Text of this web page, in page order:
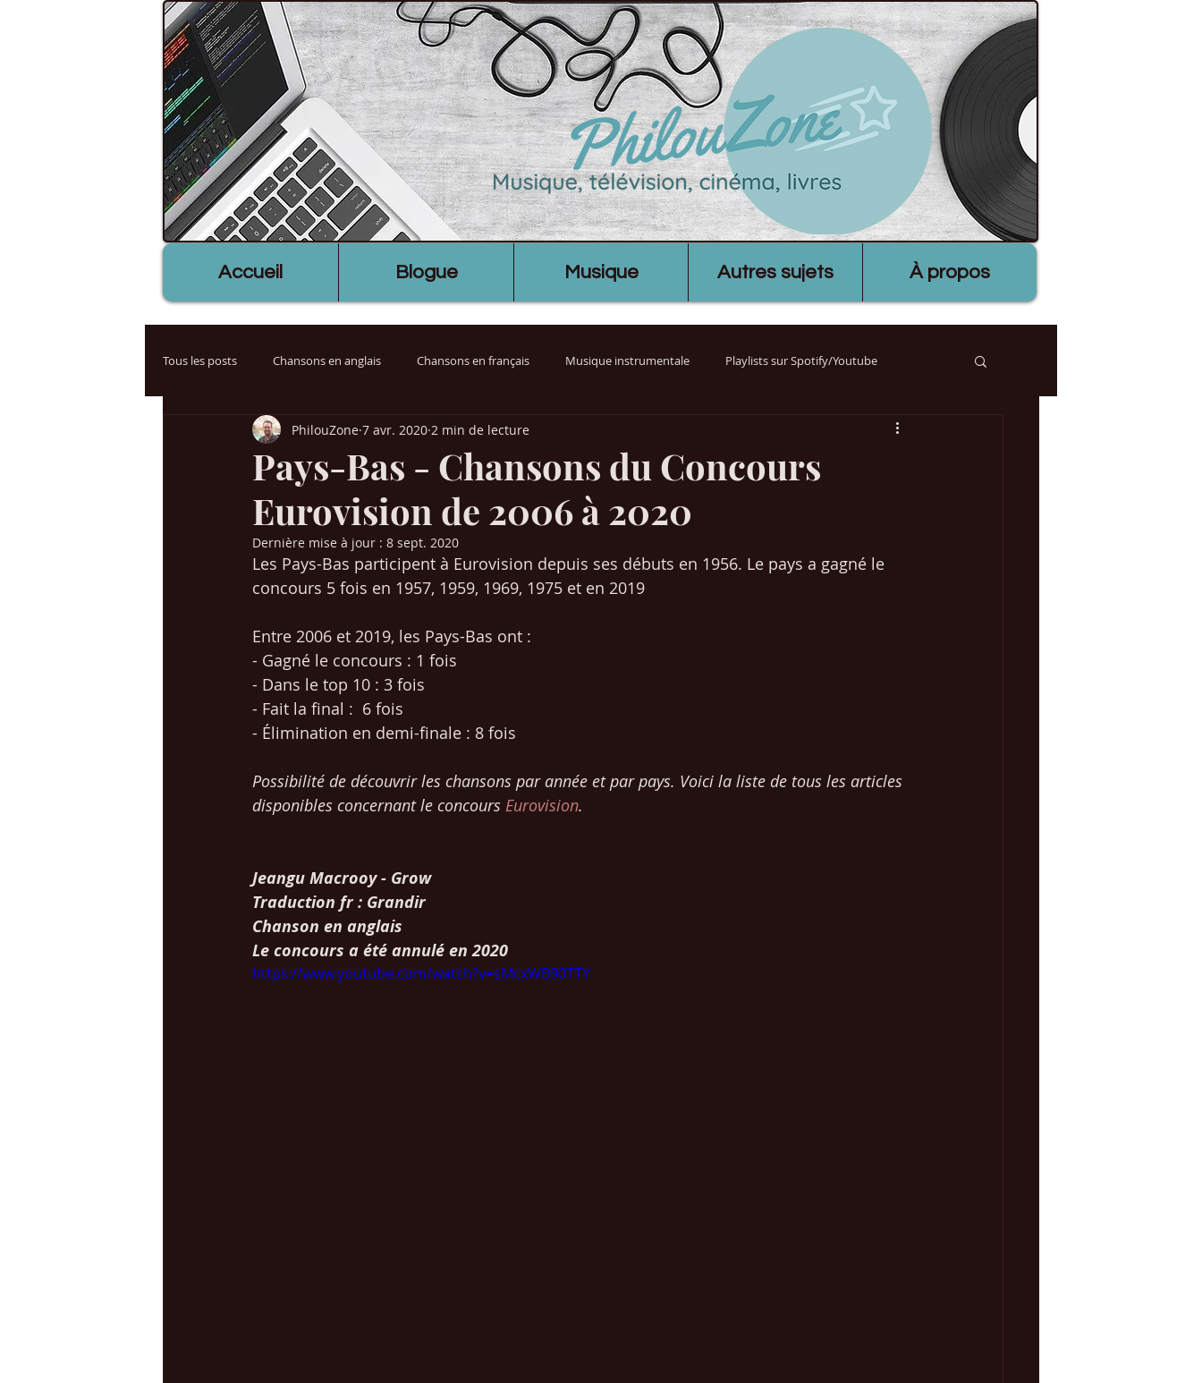
Accueil Blogue Musique Autres sujets À propos
Tous les posts Chansons en anglais Chansons en français Musique instrumentale Playlists sur Spotify/Youtube
Billboard USA Charts UK Hit Parade France Palmarès Québec
Chansons années 60-70 Chansons années 80-90 Chansons années 2000-2010
Succès / genres Mes voyages en Europe Films & Cinéma Mangas / animés japonais SEO / Marketing Web
Christmas / Noël Jeunesse Chansons années 2020-2021
Pays-Bas - Chansons du Concours
Eurovision de 2006 à 2020
PhilouZone 7 avr. 2020 2 min de lecture
Dernière mise à jour : 8 sept. 2020
Les Pays-Bas participent à Eurovision depuis ses débuts en 1956. Le pays a gagné le
concours 5 fois en 1957, 1959, 1969, 1975 et en 2019
Entre 2006 et 2019, les Pays-Bas ont :
- Gagné le concours : 1 fois
- Dans le top 10 : 3 fois
- Fait la final :  6 fois
- Élimination en demi-finale : 8 fois
Possibilité de découvrir les chansons par année et par pays. Voici la liste de tous les articles
disponibles concernant le concours Eurovision.
Jeangu Macrooy - Grow
Traduction fr : Grandir
Chanson en anglais
Le concours a été annulé en 2020
https://www.youtube.com/watch?v=sMcxWB90TTY